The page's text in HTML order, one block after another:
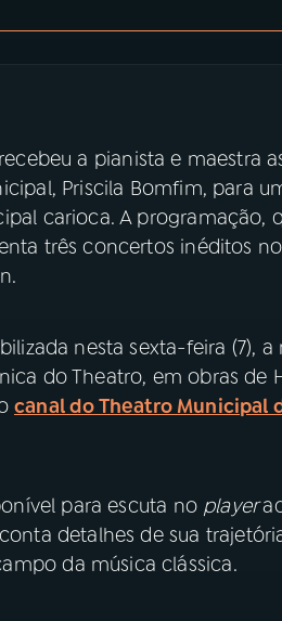
a pianista e maestra
Priscila Bomfim, para
carioca. A programação,
três concertos inéditos
nesta sexta-feira (7),
do Theatro, em obras de
canal do Theatro Municipal
para escuta noplayer
detalhes de sua
da música clássica.